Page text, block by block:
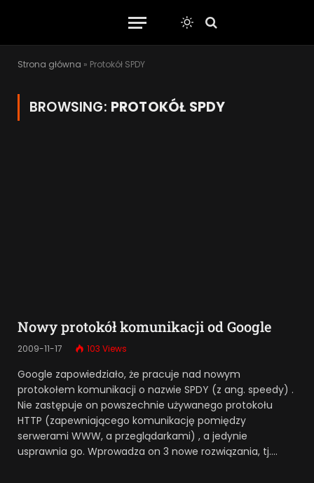
Strona główna » Protokół SPDY
BROWSING: PROTOKÓŁ SPDY
Nowy protokół komunikacji od Google
2009-11-17 103 Views
Google zapowiedziało, że pracuje nad nowym
protokołem komunikacji o nazwie SPDY (z ang. speedy) .
Nie zastępuje on powszechnie używanego protokołu
HTTP (zapewniającego komunikację pomiędzy
serwerami WWW, a przeglądarkami) , a jedynie
usprawnia go. Wprowadza on 3 nowe rozwiązania, tj.…